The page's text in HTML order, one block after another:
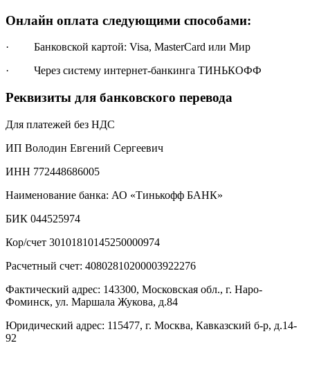
Онлайн оплата следующими способами:
· Банковской картой: Visa, MasterCard или Мир
· Через систему интернет-банкинга ТИНЬКОФФ
Реквизиты для банковского перевода
Для платежей без НДС
ИП Володин Евгений Сергеевич
ИНН 772448686005
Наименование банка: АО «Тинькофф БАНК»
БИК 044525974
Кор/счет 30101810145250000974
Расчетный счет: 40802810200003922276
Фактический адрес: 143300, Московская обл., г. Наро-
Фоминск, ул. Маршала Жукова, д.84
Юридический адрес: 115477, г. Москва, Кавказский б-р, д.14-
92